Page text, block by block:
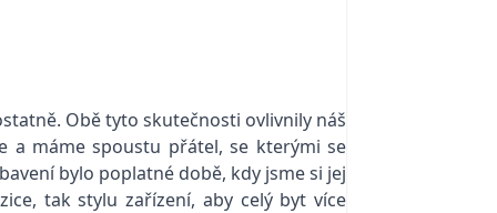
Obě tyto skutečnosti ovlivnily náš
a máme spoustu přátel, se kterými se
bylo poplatné době, kdy jsme si jej
tak stylu zařízení, aby celý byt více